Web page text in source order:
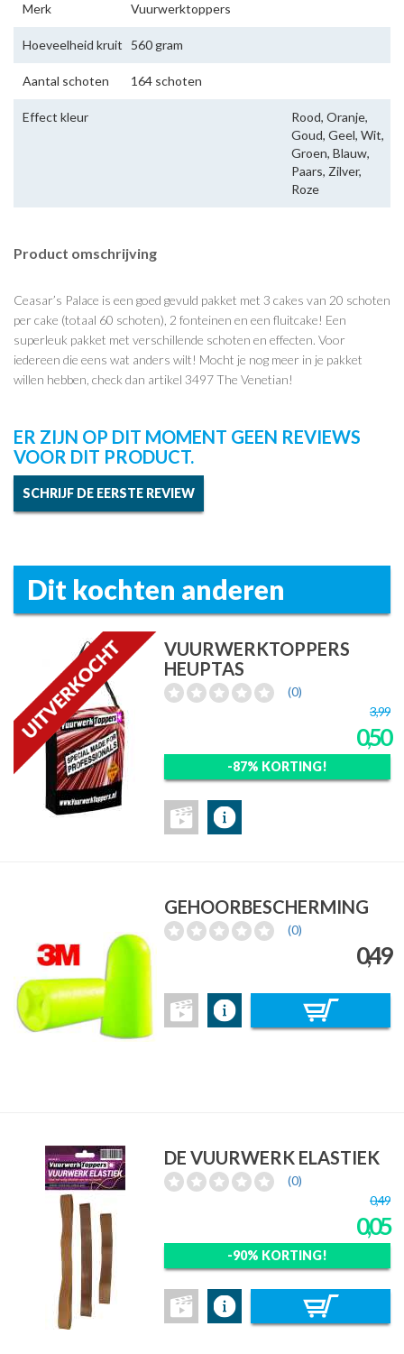
Merk Vuurwerktoppers
Hoeveelheid kruit 560 gram
Aantal schoten 164 schoten
Effect kleur
Rood, Oranje,
Goud, Geel, Wit,
Groen, Blauw,
Paars, Zilver,
Roze
Product omschrijving
Ceasar’s Palace is een goed gevuld pakket met 3 cakes van 20 schoten
per cake (totaal 60 schoten), 2 fonteinen en een fluitcake! Een
superleuk pakket met verschillende schoten en effecten. Voor
iedereen die eens wat anders wilt! Mocht je nog meer in je pakket
willen hebben, check dan artikel 3497 The Venetian!
ER ZIJN OP DIT MOMENT GEEN REVIEWS
VOOR DIT PRODUCT.
SCHRIJF DE EERSTE REVIEW
Dit kochten anderen
VUURWERKTOPPERS
HEUPTAS
(0)
3,99
0,50
-87% KORTING!
GEHOORBESCHERMING
(0)
0,49
DE VUURWERK ELASTIEK
(0)
0,49
0,05
-90% KORTING!